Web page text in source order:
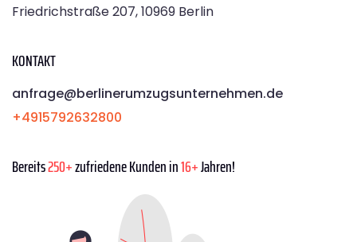
Friedrichstraße 207, 10969 Berlin
KONTAKT
anfrage@berlinerumzugsunternehmen.de
+4915792632800
Bereits250+zufriedene Kunden in16+Jahren!